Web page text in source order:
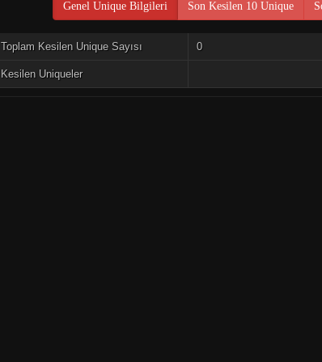
Genel Unique Bilgileri Son Kesilen 10 Unique
Toplam Kesilen Unique Sayısı 0
Kesilen Uniqueler